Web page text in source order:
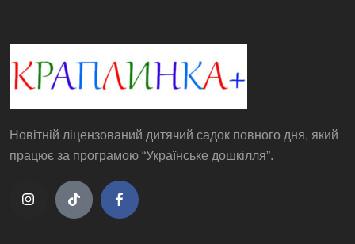
Новітній ліцензований дитячий садок повного дня, який
працює за програмою “Українське дошкілля”.